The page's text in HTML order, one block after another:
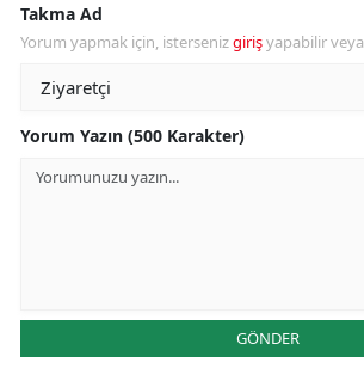
Takma Ad
Yorum yapmak için, istersenizgirişyapabilir veya
Yorum Yazın (500 Karakter)
GÖNDER